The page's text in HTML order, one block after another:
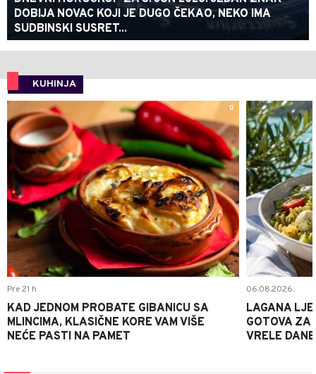
DOBIJA NOVAC KOJI JE DUGO ČEKAO, NEKO IMA
SUDBINSKI SUSRET...
KUHINJA
0
Pre 21 h
KAD JEDNOM PROBATE GIBANICU SA
MLINCIMA, KLASIČNE KORE VAM VIŠE
NEĆE PASTI NA PAMET
06.08.2026.
LAGANA
GOTOVA ZA
VRELE DANE